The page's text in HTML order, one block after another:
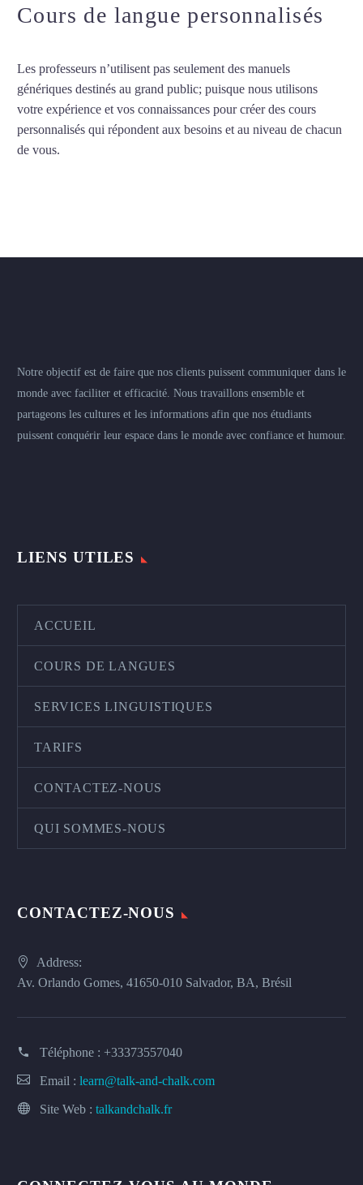
Cours de langue personnalisés
Les professeurs n’utilisent pas seulement des manuels
génériques destinés au grand public; puisque nous utilisons
votre expérience et vos connaissances pour créer des cours
personnalisés qui répondent aux besoins et au niveau de chacun
de vous.
Notre objectif est de faire que nos clients puissent communiquer dans le
monde avec faciliter et efficacité. Nous travaillons ensemble et
partageons les cultures et les informations afin que nos étudiants
puissent conquérir leur espace dans le monde avec confiance et humour.
LIENS UTILES
ACCUEIL
COURS DE LANGUES
SERVICES LINGUISTIQUES
TARIFS
CONTACTEZ-NOUS
QUI SOMMES-NOUS
CONTACTEZ-NOUS
Address:
Av. Orlando Gomes, 41650-010 Salvador, BA, Brésil
Téléphone : +33373557040
Email : learn@talk-and-chalk.com
Site Web : talkandchalk.fr